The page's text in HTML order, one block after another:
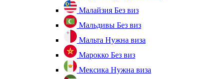
Малайзия Без виз
Мальдивы Без виз
Мальта Нужна виза
Марокко Без виз
Мексика Нужна виза